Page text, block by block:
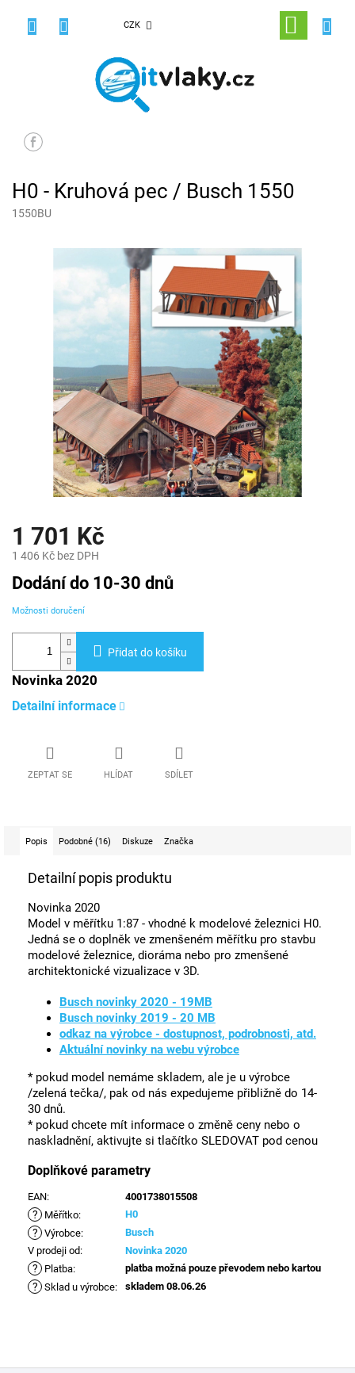
CZK
NÁKUPNÍ
KOŠÍK
H0 - Kruhová pec / Busch 1550
1550BU
1 701 Kč
1 406 Kč bez DPH
Měrná
cena:
Dodání do 10-30 dnů
Možnosti doručení
Přidat do košíku
Novinka 2020
Detailní informace
ZEPTAT SE HLÍDAT SDÍLET
Popis Podobné (16) Diskuze Značka
Detailní popis produktu
Novinka 2020
Model v měřítku 1:87 - vhodné k modelové železnici H0.
Jedná se o doplněk ve zmenšeném měřítku pro stavbu
modelové železnice, dioráma nebo pro zmenšené
architektonické vizualizace v 3D.
Busch novinky 2020 - 19MB
Busch novinky 2019 - 20 MB
odkaz na výrobce - dostupnost, podrobnosti, atd.
Aktuální novinky na webu výrobce
* pokud model nemáme skladem, ale je u výrobce
/zelená tečka/, pak od nás expedujeme přibližně do 14-
30 dnů.
* pokud chcete mít informace o změně ceny nebo o
naskladnění, aktivujte si tlačítko SLEDOVAT pod cenou
Doplňkové parametry
EAN: 4001738015508
? Měřítko: H0
? Výrobce:
Busch
V prodeji od: Novinka 2020
? Platba: platba možná pouze převodem nebo kartou
? Sklad u výrobce: skladem 08.06.26